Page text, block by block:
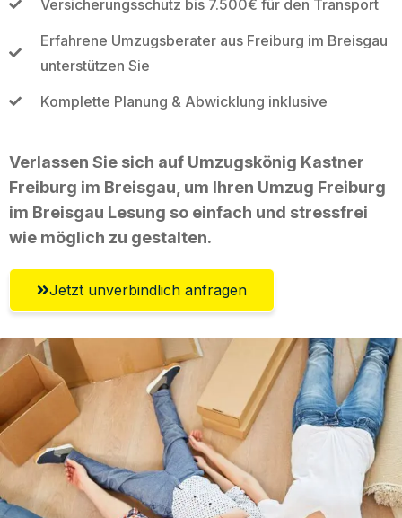
Versicherungsschutz bis 7.500€ für den Transport
Erfahrene Umzugsberater aus Freiburg im Breisgau
unterstützen Sie
Komplette Planung & Abwicklung inklusive
Verlassen Sie sich auf Umzugskönig Kastner
Freiburg im Breisgau, um Ihren Umzug Freiburg
im Breisgau Lesung so einfach und stressfrei
wie möglich zu gestalten.
Jetzt unverbindlich anfragen